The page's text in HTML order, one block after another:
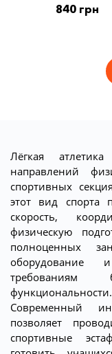
840 грн
Лёгкая
направлений
спортивных
этот вид спорта
скорость,
физическую
полноценных
оборудование
требованиям
функциональности.
Современный
позволяет
спортивные